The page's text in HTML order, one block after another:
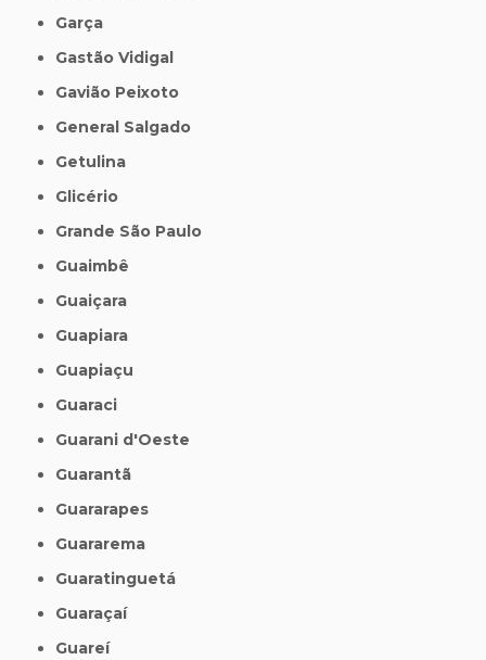
Garça
Gastão Vidigal
Gavião Peixoto
General Salgado
Getulina
Glicério
Grande São Paulo
Guaimbê
Guaiçara
Guapiara
Guapiaçu
Guaraci
Guarani d'Oeste
Guarantã
Guararapes
Guararema
Guaratinguetá
Guaraçaí
Guareí